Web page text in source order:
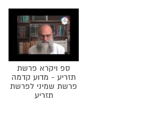
ספ ויקרא פרשת
תזריע - מדוע קדמה
פרשת שמיני לפרשת
תזריע